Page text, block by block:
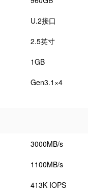
U.2接口
2.5英寸
1GB
Gen3.1×4
3000MB/s
1100MB/s
413K IOPS